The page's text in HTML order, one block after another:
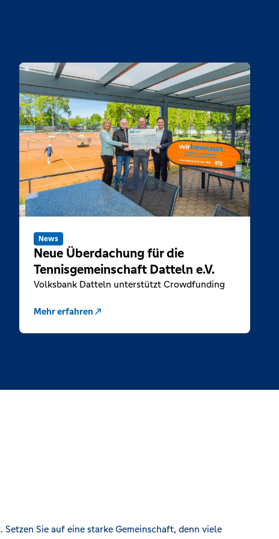
News
Neue Überdachung für die
Tennisgemeinschaft Datteln e.V.
Volksbank Datteln unterstützt Crowdfunding
Mehr erfahren
Sie auf eine starke Gemeinschaft, denn viele